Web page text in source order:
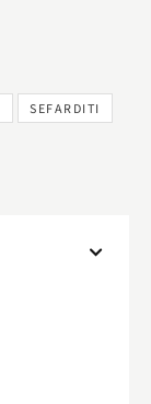
SEFARDITI